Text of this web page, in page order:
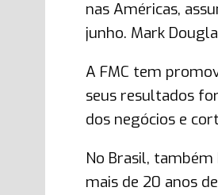
nas Américas,
junho. Mark
A FMC tem
seus resultados
dos negócios e
No Brasil,
mais de 20 anos